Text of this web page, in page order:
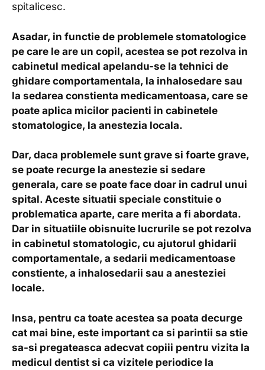
spitalicesc.
Asadar, in functie de problemele stomatologice
pe care le are un copil, acestea se pot rezolva in
cabinetul medical apelandu-se la tehnici de
ghidare comportamentala, la inhalosedare sau
la sedarea constienta medicamentoasa, care se
poate aplica micilor pacienti in cabinetele
stomatologice, la anestezia locala.
Dar, daca problemele sunt grave si foarte grave,
se poate recurge la anestezie si sedare
generala, care se poate face doar in cadrul unui
spital. Aceste situatii speciale constituie o
problematica aparte, care merita a fi abordata.
Dar in situatiile obisnuite lucrurile se pot rezolva
in cabinetul stomatologic, cu ajutorul ghidarii
comportamentale, a sedarii medicamentoase
constiente, a inhalosedarii sau a anesteziei
locale.
Insa, pentru ca toate acestea sa poata decurge
cat mai bine, este important ca si parintii sa stie
sa-si pregateasca adecvat copiii pentru vizita la
medicul dentist si ca vizitele periodice la